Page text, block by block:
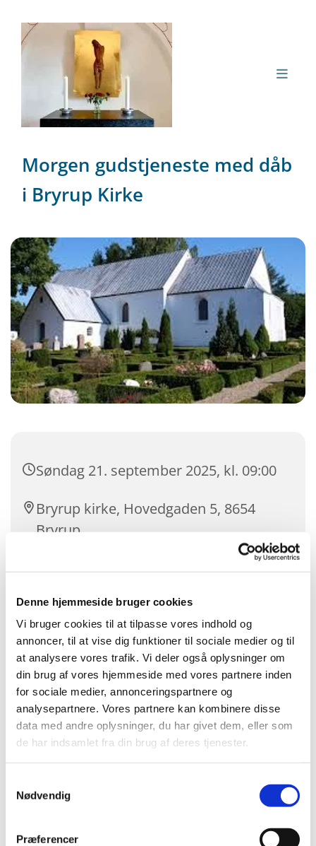
Denne hjemmeside bruger cookies
Vi bruger cookies til at tilpasse vores indhold og
annoncer, til at vise dig funktioner til sociale medier og til
at analysere vores trafik. Vi deler også oplysninger om
din brug af vores hjemmeside med vores partnere inden
for sociale medier, annonceringspartnere og
analysepartnere. Vores partnere kan kombinere disse
data med andre oplysninger, du har givet dem, eller som
de har indsamlet fra din brug af deres tjenester.
Nødvendig
Præferencer
Morgen gudstjeneste med dåb
i Bryrup Kirke
Søndag 21. september 2025, kl. 09:00
Bryrup kirke, Hovedgaden 5, 8654
Bryrup
Majbritt Kjærsgaard Roulund